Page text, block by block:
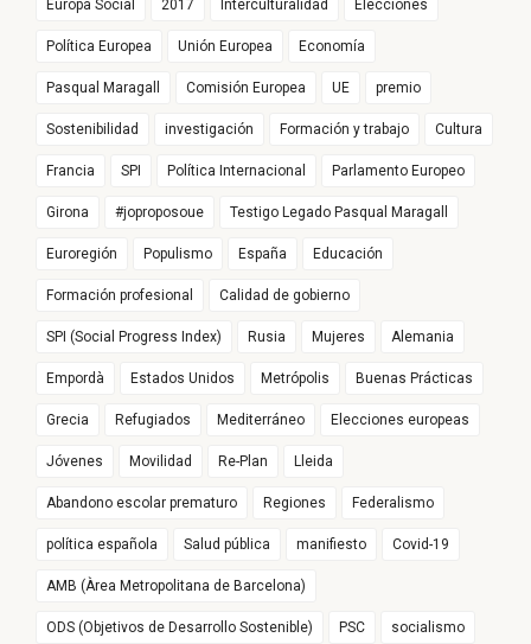
Europa Social 2017 Interculturalidad Elecciones
Política Europea Unión Europea Economía
Pasqual Maragall Comisión Europea UE premio
Sostenibilidad investigación Formación y trabajo Cultura
Francia SPI Política Internacional Parlamento Europeo
Girona #joproposoue Testigo Legado Pasqual Maragall
Euroregión Populismo España Educación
Formación profesional Calidad de gobierno
SPI (Social Progress Index) Rusia Mujeres Alemania
Empordà Estados Unidos Metrópolis Buenas Prácticas
Grecia Refugiados Mediterráneo Elecciones europeas
Jóvenes Movilidad Re-Plan Lleida
Abandono escolar prematuro Regiones Federalismo
política española Salud pública manifiesto Covid-19
AMB (Àrea Metropolitana de Barcelona)
ODS (Objetivos de Desarrollo Sostenible) PSC socialismo